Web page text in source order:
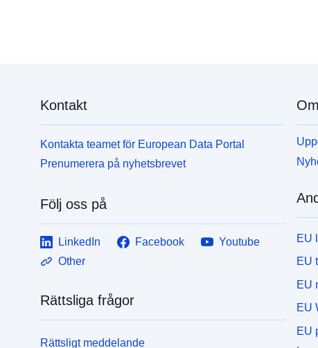
Kontakt
Kontakta teamet för European Data Portal
Prenumerera på nyhetsbrevet
Följ oss på
LinkedIn Facebook
Youtube
Other
Rättsliga frågor
Rättsligt meddelande
EU
EU
EU
EU
EU